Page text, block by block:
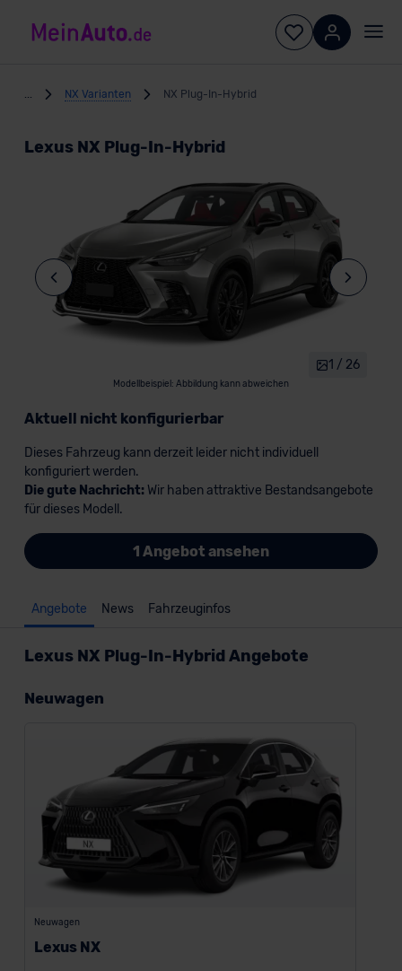
NX Varianten NX Plug-In-Hybrid
Lexus NX Plug-In-Hybrid
Modellbeispiel: Abbildung kann abweichen
1 / 26
Aktuell nicht konfigurierbar
Dieses Fahrzeug kann derzeit leider nicht individuell
konfiguriert werden.
Die gute Nachricht: Wir haben attraktive Bestandsangebote
für dieses Modell.
1 Angebot ansehen
Angebote News Fahrzeuginfos
Lexus NX Plug-In-Hybrid Angebote
Neuwagen
Neuwagen
Lexus NX